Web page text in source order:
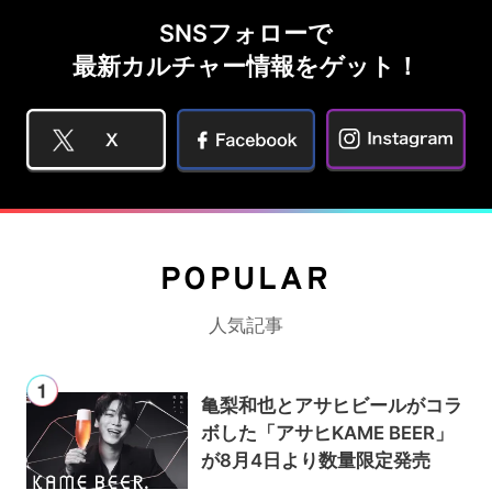
SNSフォローで
最新カルチャー情報をゲット！
POPULAR
人気記事
亀梨和也とアサヒビールがコラ
ボした「アサヒKAME BEER」
が8月4日より数量限定発売